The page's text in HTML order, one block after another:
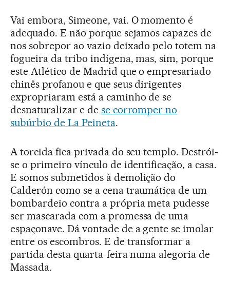
Vai embora, Simeone, vai. O momento é
adequado. E não porque sejamos capazes de
nos sobrepor ao vazio deixado pelo totem na
fogueira da tribo indígena, mas, sim, porque
este Atlético de Madrid que o empresariado
chinês profanou e que seus dirigentes
expropriaram está a caminho de se
desnaturalizar e de se corromper no
subúrbio de La Peineta.
A torcida fica privada do seu templo. Destrói-
se o primeiro vínculo de identificação, a casa.
E somos submetidos à demolição do
Calderón como se a cena traumática de um
bombardeio contra a própria meta pudesse
ser mascarada com a promessa de uma
espaçonave. Dá vontade de a gente se imolar
entre os escombros. E de transformar a
partida desta quarta-feira numa alegoria de
Massada.